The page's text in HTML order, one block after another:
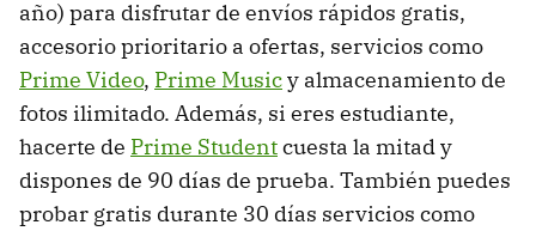
año) para disfrutar de envíos rápidos gratis,
accesorio prioritario a ofertas, servicios como
Prime Video, Prime Musicy almacenamiento de
fotos ilimitado. Además, si eres estudiante,
hacerte de Prime Studentcuesta la mitad y
dispones de 90 días de prueba. También puedes
probar gratis durante 30 días servicios como